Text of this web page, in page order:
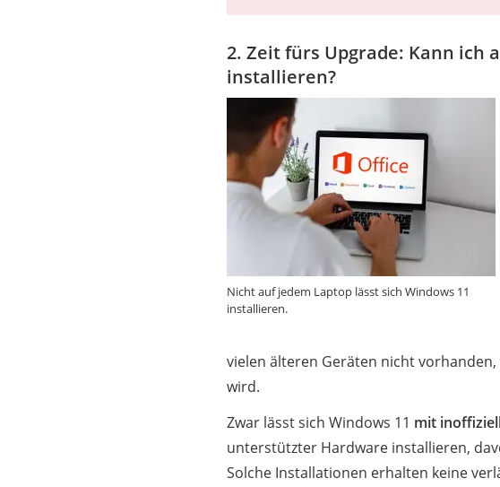
2. Zeit fürs Upgrade: Kann ich
installieren?
Nicht auf jedem Laptop lässt sich Windows 11
installieren.
vielen älteren Geräten nicht
wird.
Zwar lässt sich Windows 11 mit
unterstützter Hardware installieren,
Solche Installationen erhalten keine